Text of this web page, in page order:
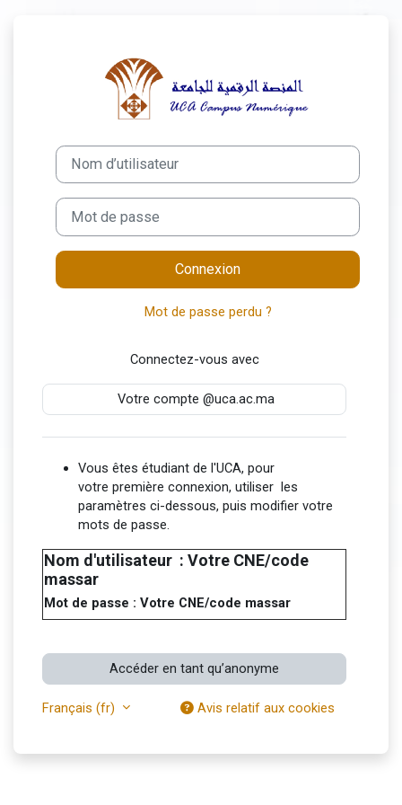
Nom d’utilisateur
Mot de passe
Connexion
Mot de passe perdu ?
Connectez-vous avec
Votre compte @uca.ac.ma
Vous êtes étudiant de l'UCA, pour
votre première connexion, utiliser les
paramètres ci-dessous, puis modifier votre
mots de passe
Nom d'utilisateur : Votre CNE/code
massar
Mot de passe : Votre CNE/code massar
Accéder en tant qu’anonyme
Français ‎(fr)‎ Avis relatif aux cookies